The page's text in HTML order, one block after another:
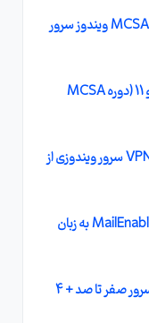
بهترین دوره آموزش MCSA / MCSE ویندوز سرور
بهترین دوره آموزش ویندوز 10 و 11 (دوره MCSA
بهترین دوره آموزش راه اندازی VPN سرور ویندوزی از
آموزش راه اندازي ايميل سرور MailEnable به زبان
بهترین دوره آموزش اکسچنج سرور صفر تا صد + 4